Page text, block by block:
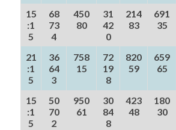
15
:1
5
68
73
4
450
80
31
42
0
214
83
691
35
21
:1
5
36
64
3
758
15
72
19
8
820
59
659
65
15
:1
5
50
70
2
950
61
30
84
8
423
48
180
30